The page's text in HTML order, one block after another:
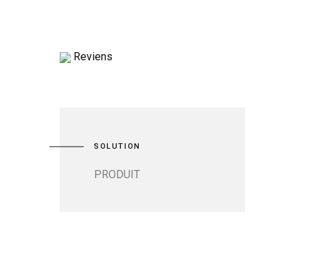
Reviens
SOLUTION
PRODUIT